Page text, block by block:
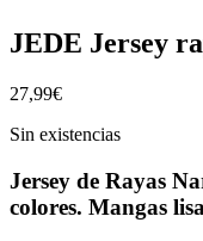
JEDE Jersey
27,99€
Sin existencias
Jersey de Rayas
colores. Mangas